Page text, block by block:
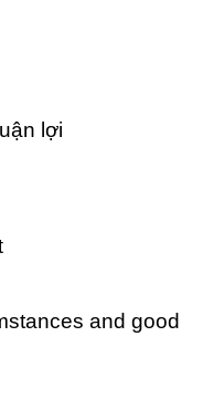
lợi
and good